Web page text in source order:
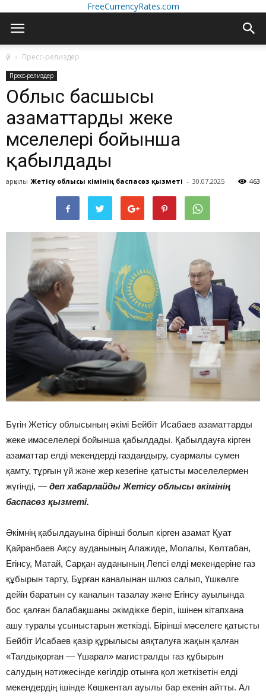
FreeCurrencyRates.com
үй Пресс-релиздер
Пресс-релиздер
Облыс басшысы
азаматтарды жеке
мәселелері бойынша
қабылдады
арқылы Жетісу облысы әкімінің баспасөз қызметі - 30.07.2025 463
Бүгін Жетісу облысының әкімі Бейбіт Исабаев азаматтарды
жеке имәселелері бойынша қабылдады. Қабылдауға кірген
азаматтар елді мекендерді газдандыру, суармалы сумен
қамту, тұрғын үй және жер кезегіне қатысты мәселелермен
жүгінді, — деп хабарлайды Жетісу облысы әкімінің
баспасөз қызметі.
Әкімнің қабылдауына бірінші болып кірген азамат Қуат
Қайранбаев Ақсу ауданының Алажиде, Молалы, Көлтабан,
Егінсу, Матай, Сарқан ауданының Лепсі елді мекендеріне газ
құбырын тарту, Бұрған каналынан шлюз салып, Үшкөлге
дейін баратын су каналын тазалау және Егінсу ауылында
бос қалған балабақшаны әкімдікке беріп, ішінен кітапхана
ашу туралы ұсыныстарын жеткізді. Бірінші мәселеге қатысты
Бейбіт Исабаев қазір құрылысы аяқталуға жақын қалған
«Талдықорған — Үшарал» магистралды газ құбырын
салудың нәтижесінде көгілдір отынға қол жеткізетін елді
мекендердің ішінде Көшкентал ауылы бар екенін айтты. Ал